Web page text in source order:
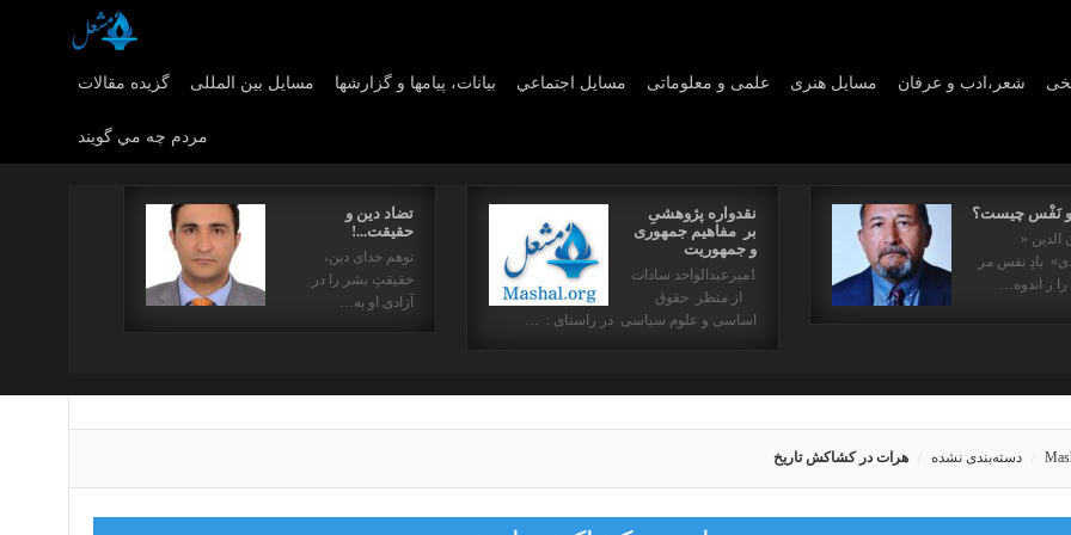
گزیده مقالات مسایل بین المللی بیانات، پیامها و گزارشها مسايل اجتماعي علمی و معلوماتی مسايل هنری شعر،ادب و عرفان
مردم چه مي گويند
تضاد دین و
حقیقت...!
توهم خدای دین،
حقیقتِ بشر را در
آزادی او به…
نقدواره پژوهشیِ
بر مفاهیم جمهوری
و جمهوریت
1میرعبدالواحد سادات
از منظر حقوق
اساسی و علوم سیاسی در راستای : …
و نَفْس چیست؟
الدین «
بادِ نفس مر
را ز اندوه…
دسته‌بندی نشده هرات در کشاکش تاریخ